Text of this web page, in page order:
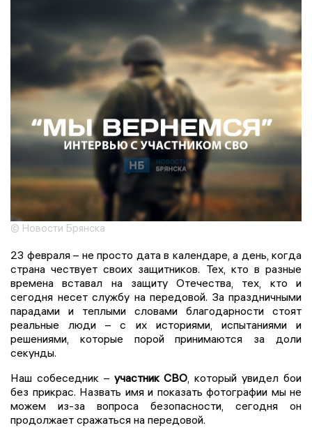
© Новости Брянска
23 февраля – не просто дата в календаре, а день, когда
страна чествует своих защитников. Тех, кто в разные
времена вставал на защиту Отечества, тех, кто и
сегодня несет службу на передовой. За праздничными
парадами и теплыми словами благодарности стоят
реальные люди – с их историями, испытаниями и
решениями, которые порой принимаются за доли
секунды.
Наш собеседник – участник СВО, который увидел бои
без прикрас. Назвать имя и показать фотографии мы не
можем из-за вопроса безопасности, сегодня он
продолжает сражаться на передовой.